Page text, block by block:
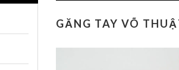
GĂNG TAY VÕ